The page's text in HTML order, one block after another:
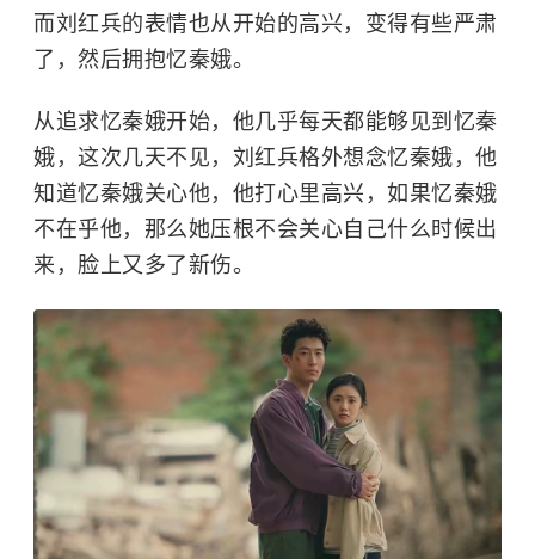
而刘红兵的表情也从开始的高兴，变得有些严肃
了，然后拥抱忆秦娥。
从追求忆秦娥开始，他几乎每天都能够见到忆秦
娥，这次几天不见，刘红兵格外想念忆秦娥，他
知道忆秦娥关心他，他打心里高兴，如果忆秦娥
不在乎他，那么她压根不会关心自己什么时候出
来，脸上又多了新伤。